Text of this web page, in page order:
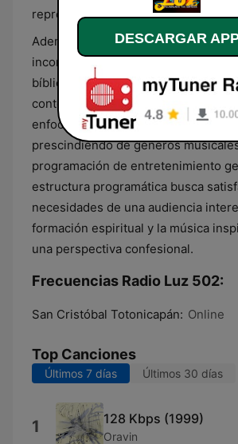
representa.
Además de su propuesta musical, la
incorpora segmentos dedicados a
bíblica y mensajes de motivación
contenido se presenta de manera
enfoca en la divulgación de
prescindiendo de géneros
programación de entretenimiento
estructura programática busca
necesidades de una audiencia
formación espiritual y la música
una perspectiva confesional.
Frecuencias Radio Luz 502:
San Cristóbal Totonicapán: Online
Top Canciones
Últimos 7 días Últimos 30 días
1 128 Kbps (1999)
Oravin
DESCARGAR